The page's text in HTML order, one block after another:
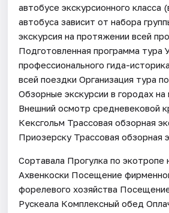
автобусе экскурсионного класса
автобуса зависит от набора
экскурсия на протяжении всей
Подготовленная программа тура
профессионального гида-
всей поездки Организация тура
Обзорные экскурсии в городах
Внешний осмотр средневековой
Кексгольм Трассовая обзорная
Приозерску Трассовая обзорная
Сортавала Прогулка по экотропе
Ахвенкоски Посещение
форелевого хозяйства
Рускеала Комплексный обед